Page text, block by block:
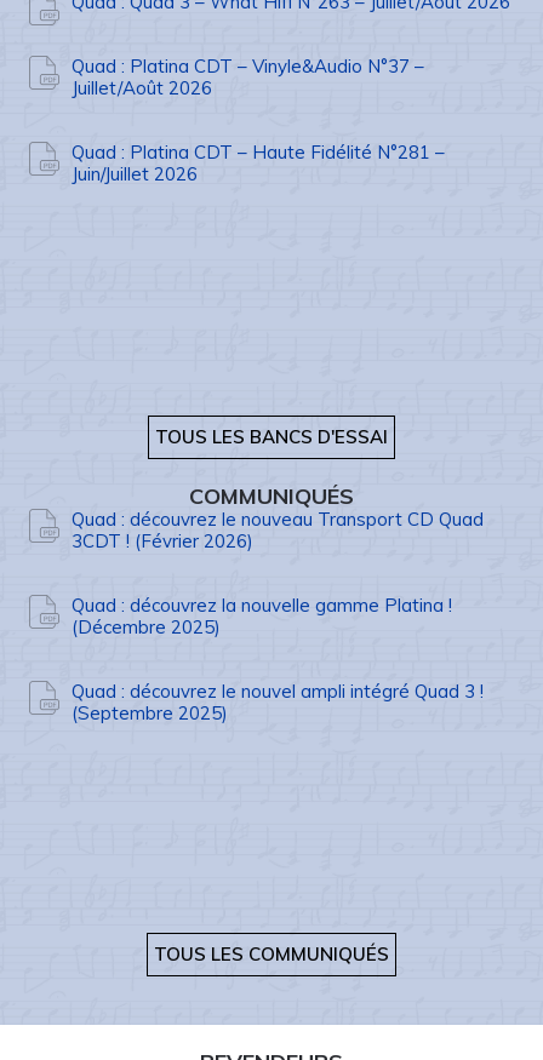
Quad : Platina CDT – Vinyle&Audio N°37 –
Juillet/Août 2026
Quad : Platina CDT – Haute Fidélité N°281 –
Juin/Juillet 2026
TOUS LES BANCS D'ESSAI
COMMUNIQUÉS
Quad : découvrez le nouveau Transport CD Quad
3CDT ! (Février 2026)
Quad : découvrez la nouvelle gamme Platina !
(Décembre 2025)
Quad : découvrez le nouvel ampli intégré Quad 3 !
(Septembre 2025)
TOUS LES COMMUNIQUÉS